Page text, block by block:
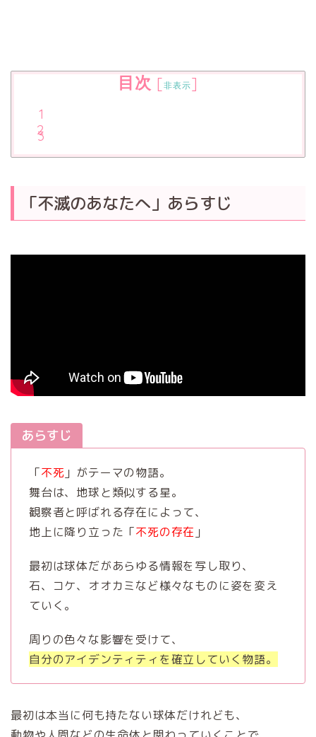
目次 [非表示]
「不滅のあなたへ」あらすじ
あらすじ
「不死 」がテーマの物語。
舞台は、地球と類似する星。
観察者と呼ばれる存在によって、
地上に降り立った「不死の存在 」
最初は球体だがあらゆる情報を写し取り、
石、コケ、オオカミなど様々なものに姿を変え
ていく。
周りの色々な影響を受けて、
自分のアイデンティティを確立していく物語。
最初は本当に何も持たない球体だけれども、